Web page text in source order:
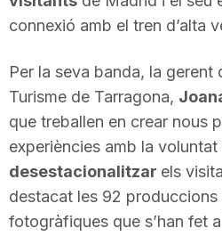
connexió amb el tren d’alta
Per la seva banda, la gerent
Turisme de Tarragona,
que treballen en crear nous
experiències amb la voluntat
desestacionalitzar els
destacat les 92 produccions
fotogràfiques que s’han fet